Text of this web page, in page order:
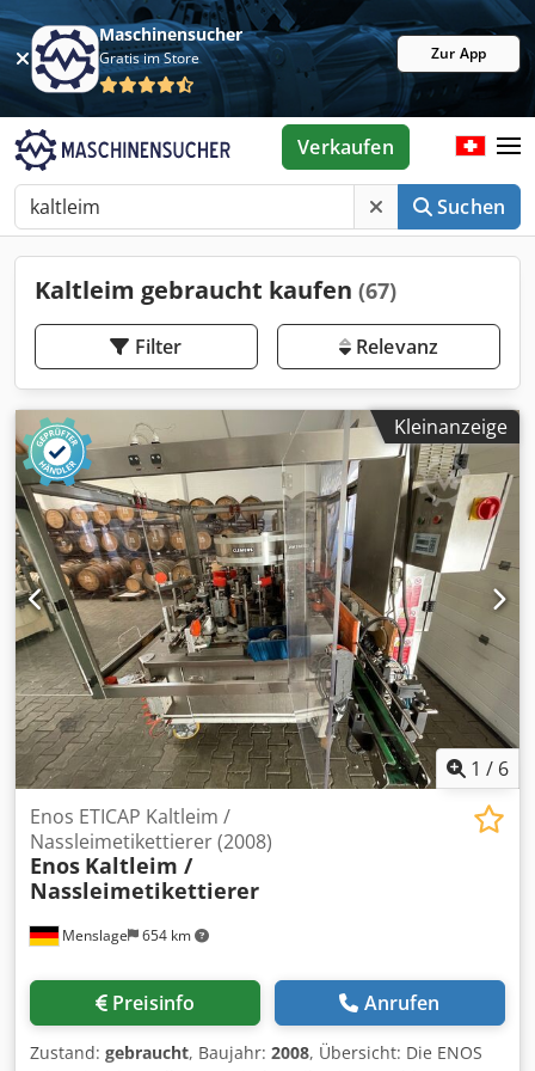
Maschinensucher
Gratis im Store Zur App
Suchen
Verkaufen
Kaltleim gebraucht kaufen (67)
Filter Relevanz
Kleinanzeige
1 / 6
Menslage 654 km
Enos ETICAP Kaltleim /
Nassleimetikettierer (2008)
Enos Kaltleim /
Nassleimetikettierer
Preisinfo Anrufen
Zustand: gebraucht, Baujahr: 2008, Übersicht: Die ENOS